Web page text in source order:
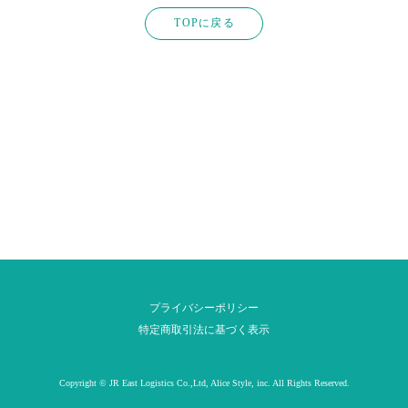
TOPに戻る
プライバシーポリシー
特定商取引法に基づく表示
Copyright © JR East Logistics Co.,Ltd, Alice Style, inc. All Rights Reserved.